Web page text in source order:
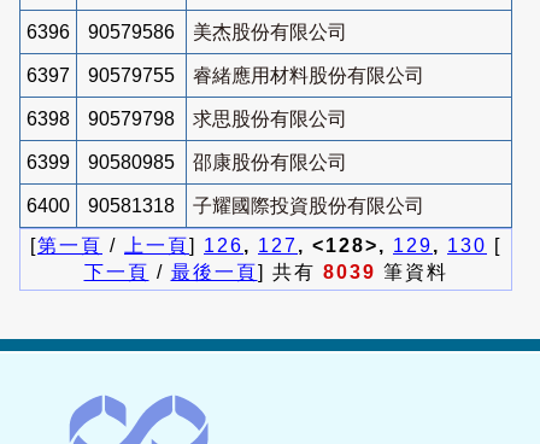
6396 90579586 美杰股份有限公司
6397 90579755 睿緒應用材料股份有限公司
6398 90579798 求思股份有限公司
6399 90580985 邵康股份有限公司
6400 90581318
子耀國際投資股份有限公司
[第一頁 / 上一頁] 126, 127, <128>, 129, 130 [
下一頁 / 最後一頁] 共有 8039 筆資料